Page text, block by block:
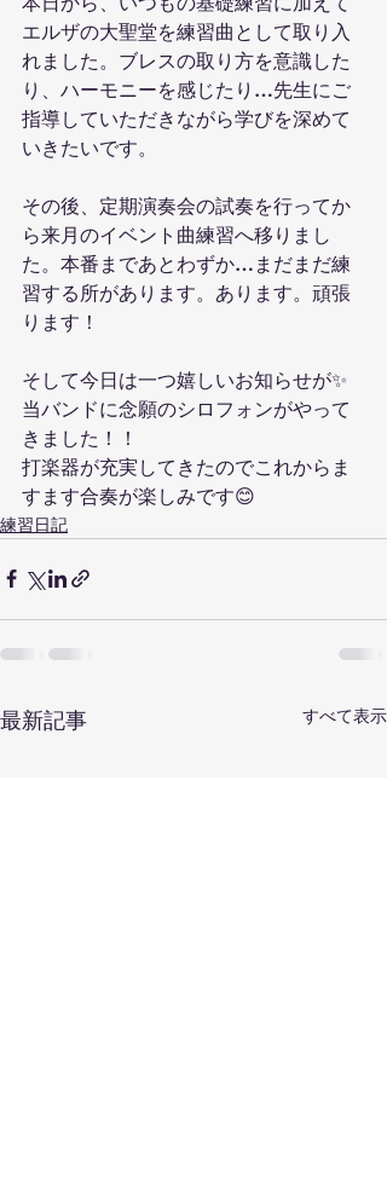
エルザの大聖堂を練習曲として取り入
れました。ブレスの取り方を意識した
り、ハーモニーを感じたり…先生にご
指導していただきながら学びを深めて
いきたいです。
その後、定期演奏会の試奏を行ってか
ら来月のイベント曲練習へ移りまし
た。本番まであとわずか…まだまだ練
習する所があります。あります。頑張
ります！
そして今日は一つ嬉しいお知らせが✨
当バンドに念願のシロフォンがやって
きました！！
打楽器が充実してきたのでこれからま
すます合奏が楽しみです😊
練習日記
最新記事 すべて表示